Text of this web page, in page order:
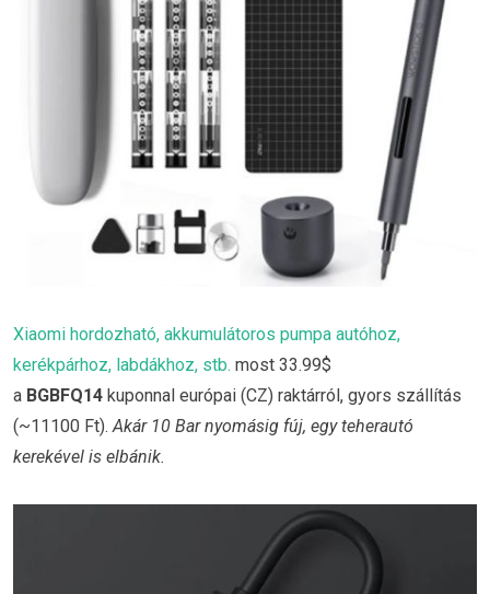
Xiaomi hordozható, akkumulátoros pumpa autóhoz,
kerékpárhoz, labdákhoz, stb. most 33.99$
a BGBFQ14 kuponnal európai (CZ) raktárról, gyors szállítás
(~11100 Ft). Akár 10 Bar nyomásig fúj, egy teherautó
kerekével is elbánik.